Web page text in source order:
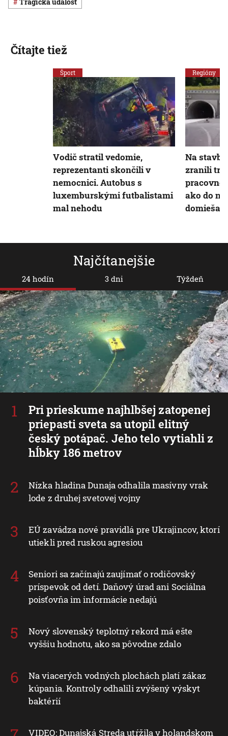
Najčítanejšie
24 hodín
Pri prieskume najhlbšej zatopenej
priepasti sveta sa utopil elitný
český potápač. Jeho telo vytiahli z
hĺbky 186 metrov
Nízka hladina Dunaja odhalila masívny vrak
lode z druhej svetovej vojny
EÚ zavádza nové pravidlá pre Ukrajincov, ktorí
utiekli pred ruskou agresiou
Seniori sa začínajú zaujímať o rodičovský
príspevok od detí. Daňový úrad ani Sociálna
poisťovňa im informácie nedajú
Nový slovenský teplotný rekord má ešte
vyššiu hodnotu, ako sa pôvodne zdalo
Na viacerých vodných plochách platí zákaz
kúpania. Kontroly odhalili zvýšený výskyt
baktérií
VIDEO: Dunajská Streda utŕžila v holandskom
3 dni Týždeň
Čítajte tiež
Šport
Vodič stratil vedomie,
reprezentanti skončili v
nemocnici. Autobus s
luxemburskými futbalistami
mal nehodu
Regióny
Na
zranili
ako do